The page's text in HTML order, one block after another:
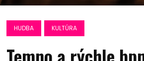
HUDBA KULTÚRA